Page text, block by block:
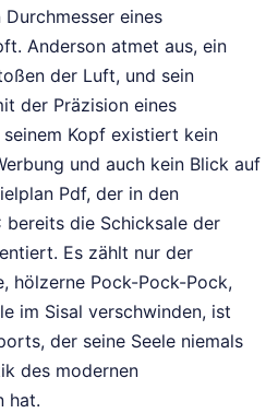
eines
Anderson atmet aus, ein
der Luft, und sein
der Präzision eines
Kopf existiert kein
und auch kein Blick auf
Pdf, der in den
bereits die Schicksale der
Es zählt nur der
hölzerne Pock-Pock-Pock,
im Sisal verschwinden, ist
der seine Seele niemals
des modernen
hat.